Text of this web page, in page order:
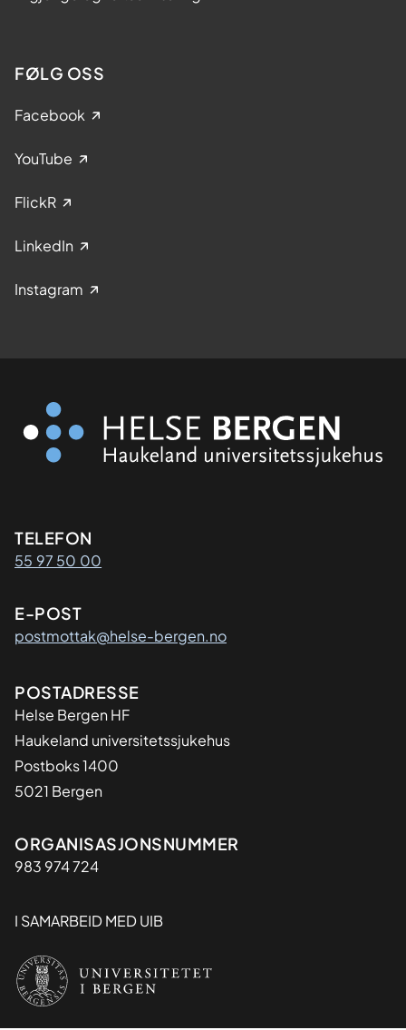
FØLG OSS
Facebook
YouTube
FlickR
LinkedIn
Instagram
Kontaktinformasjon
TELEFON
55 97 50 00
E-POST
postmottak@helse-bergen.no
Adresse
POSTADRESSE
Helse Bergen HF
Haukeland universitetssjukehus
Postboks 1400
5021 Bergen
Organisasjon
ORGANISASJONSNUMMER
983 974 724
I SAMARBEID MED UIB